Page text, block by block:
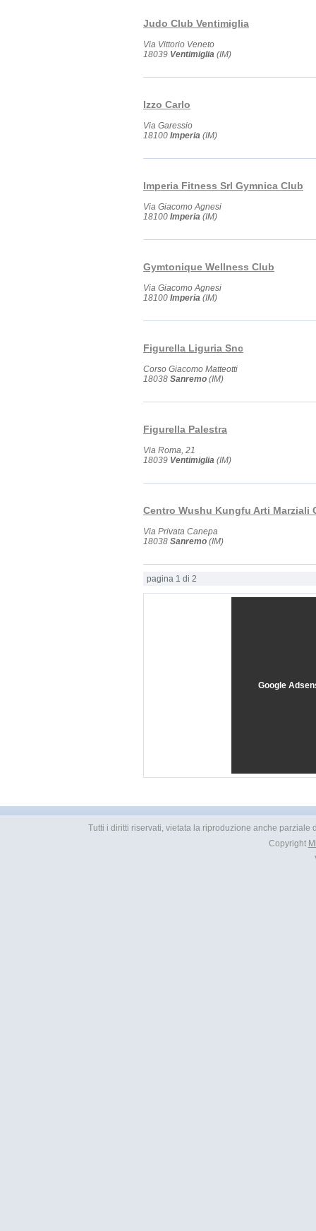
Judo Club Ventimiglia
Via Vittorio Veneto
18039 Ventimiglia (IM)
Izzo Carlo
Via Garessio
18100 Imperia (IM)
Imperia Fitness Srl Gymnica Club
Via Giacomo Agnesi
18100 Imperia (IM)
Gymtonique Wellness Club
Via Giacomo Agnesi
18100 Imperia (IM)
Figurella Liguria Snc
Corso Giacomo Matteotti
18038 Sanremo (IM)
Figurella Palestra
Via Roma, 21
18039 Ventimiglia (IM)
Centro Wushu Kungfu Arti Marziali
Via Privata Canepa
18038 Sanremo (IM)
pagina 1 di 2
Google
Tutti i diritti riservati, vietata la riproduzione anche
Copyright